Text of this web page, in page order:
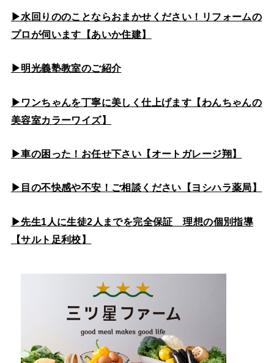
▶水回りののことならおまかせください！リフォームの
プロが伺います【あいか住建】
▶明光義塾教室のご紹介
▶ワンちゃんを丁寧に美しく仕上げます【わんちゃんの
美容室カラーワイズ】
▶車の困った！お任せ下さい【オートガレージ翔】
▶目の不快感や不安！ご相談ください【ヨシハラ薬局】
▶先生1人に生徒2人までを完全保証 理想の個別指導
【サルト足利校】